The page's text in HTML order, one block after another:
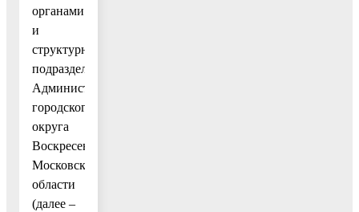
органами
и
структурными
подразделениями
Администрации
городского
округа
Воскресенск
Московской
области
(далее –